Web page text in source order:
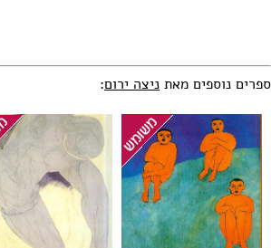
ספרים נוספים מאת ניצה ירום: